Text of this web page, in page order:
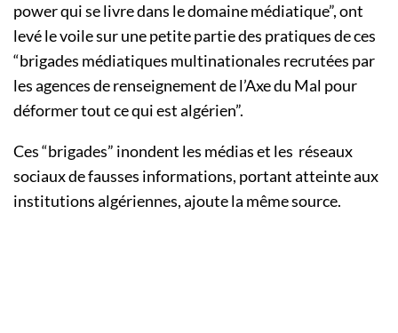
power qui se livre dans le domaine médiatique”, ont
levé le voile sur une petite partie des pratiques de ces
“brigades médiatiques multinationales recrutées par
les agences de renseignement de l’Axe du Mal pour
déformer tout ce qui est algérien”.
Ces “brigades” inondent les médias et les réseaux
sociaux de fausses informations, portant atteinte aux
institutions algériennes, ajoute la même source.